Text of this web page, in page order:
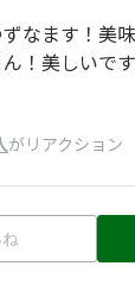
なます！美
！美しいで
がリアクション